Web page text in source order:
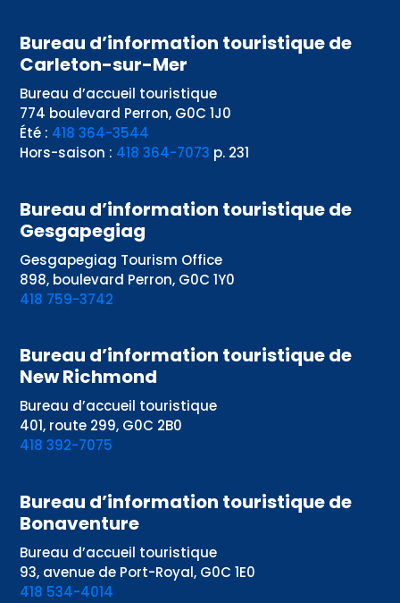
Bureau d’information touristique de
Carleton-sur-Mer
Bureau d’accueil touristique
774 boulevard Perron, G0C 1J0
Été : 418 364-3544
Hors-saison : 418 364-7073 p. 231
Bureau d’information touristique de
Gesgapegiag
Gesgapegiag Tourism Office
898, boulevard Perron, G0C 1Y0
418 759-3742
Bureau d’information touristique de
New Richmond
Bureau d’accueil touristique
401, route 299, G0C 2B0
418 392-7075
Bureau d’information touristique de
Bonaventure
Bureau d’accueil touristique
93, avenue de Port-Royal, G0C 1E0
418 534-4014